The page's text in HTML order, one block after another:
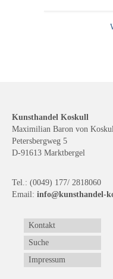
Kunsthandel Koskull
Maximilian Baron von
Petersbergweg 5
D-91613 Marktbergel
Tel.: (0049) 177/ 2818060
Email: info@kunsthandel-
Kontakt
Suche
Impressum